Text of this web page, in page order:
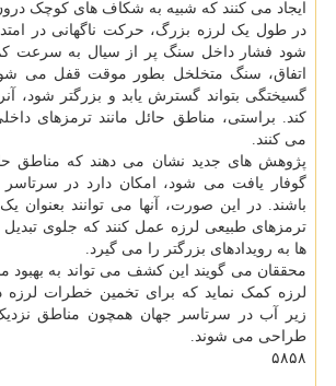
ایجاد می کنند که شبیه به شکاف های کوچک
در طول یک لرزه بزرگ، حرکت ناگهانی در
شود فشار داخل سنگ پر از سیال به سرعت
اتفاق، سنگ متخلخل بطور موقت قفل می
گسیختگی بتواند گسترش یابد و بزرگتر شود،
کند. براستی، مناطق حائل مانند ترمزهای
می کنند.
پژوهش های جدید نشان می دهند که مناطق
گوفار یافت می شود، امکان دارد در سرتاسر
باشند. در این صورت، آنها می توانند بعنوان
ترمزهای طبیعی لرزه عمل کنند که جلوی
ها به رویدادهای بزرگتر را می گیرد.
محققان می گویند این کشف می تواند به بهبود
لرزه کمک نماید که برای تخمین خطرات لرزه
زیر آب در سرتاسر جهان همچون مناطق
طراحی می شوند.
۵۸۵۸